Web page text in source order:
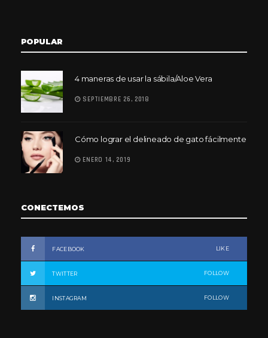
POPULAR
4 maneras de usar la sábila/Aloe Vera
SEPTIEMBRE 26, 2018
Cómo lograr el delineado de gato fácilmente
ENERO 14, 2019
CONECTEMOS
FACEBOOK LIKE
TWITTER FOLLOW
INSTAGRAM FOLLOW